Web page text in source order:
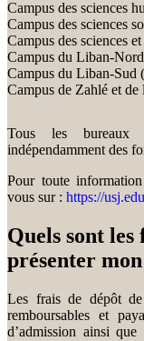
Campus des sciences
Campus des sciences
Campus des sciences
Campus du Liban-
Campus du Liban-Sud
Campus de Zahlé et
Tous les bureaux
indépendamment des
Pour toute
vous sur : https://
Quels sont
présenter
Les frais de dépôt
remboursables et
d’admission ainsi